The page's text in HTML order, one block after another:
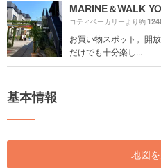
コティベーカリーより約
お買い物スポット。開
だけでも十分楽し...
基本情報
地図